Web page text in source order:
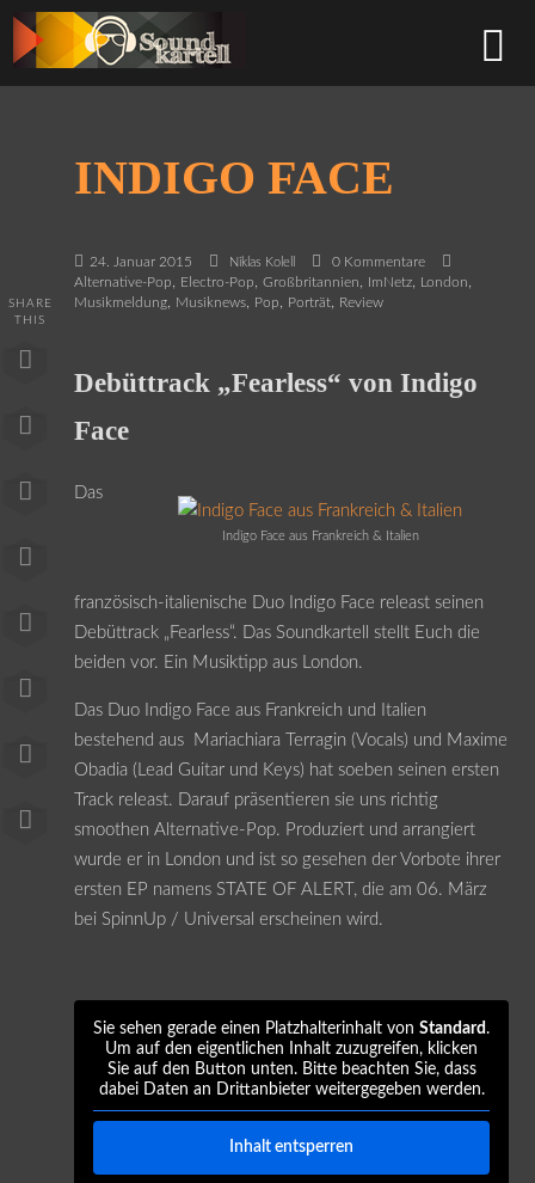
INDIGO FACE
24. Januar 2015 Niklas Kolell
0 Kommentare
Alternative-Pop, Electro-Pop, Großbritannien, ImNetz, London,
Musikmeldung, Musiknews, Pop, Porträt, Review
SHARE
THIS
Debüttrack „Fearless“ von Indigo
Face
Indigo Face aus Frankreich & Italien
Das
französisch-italienische Duo Indigo Face releast seinen
Debüttrack „Fearless“. Das Soundkartell stellt Euch die
beiden vor. Ein Musiktipp aus London.
Das Duo Indigo Face aus Frankreich und Italien
bestehend aus Mariachiara Terragin (Vocals) und Maxime
Obadia (Lead Guitar und Keys) hat soeben seinen ersten
Track releast. Darauf präsentieren sie uns richtig
smoothen Alternative-Pop. Produziert und arrangiert
wurde er in London und ist so gesehen der Vorbote ihrer
ersten EP namens STATE OF ALERT, die am 06. März
bei SpinnUp / Universal erscheinen wird.
Sie sehen gerade einen Platzhalterinhalt von Standard .
Um auf den eigentlichen Inhalt zuzugreifen, klicken
Sie auf den Button unten. Bitte beachten Sie, dass
dabei Daten an Drittanbieter weitergegeben werden.
Inhalt entsperren